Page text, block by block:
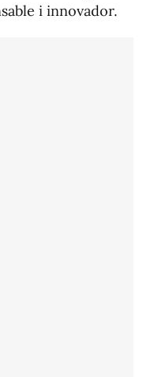
i innovador.